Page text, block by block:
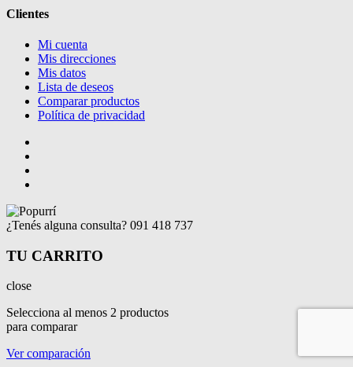
Clientes
Mi cuenta
Mis direcciones
Mis datos
Lista de deseos
Comparar productos
Política de privacidad
¿Tenés alguna consulta? 091 418 737
TU CARRITO
close
Selecciona al menos 2 productos
para comparar
Ver comparación